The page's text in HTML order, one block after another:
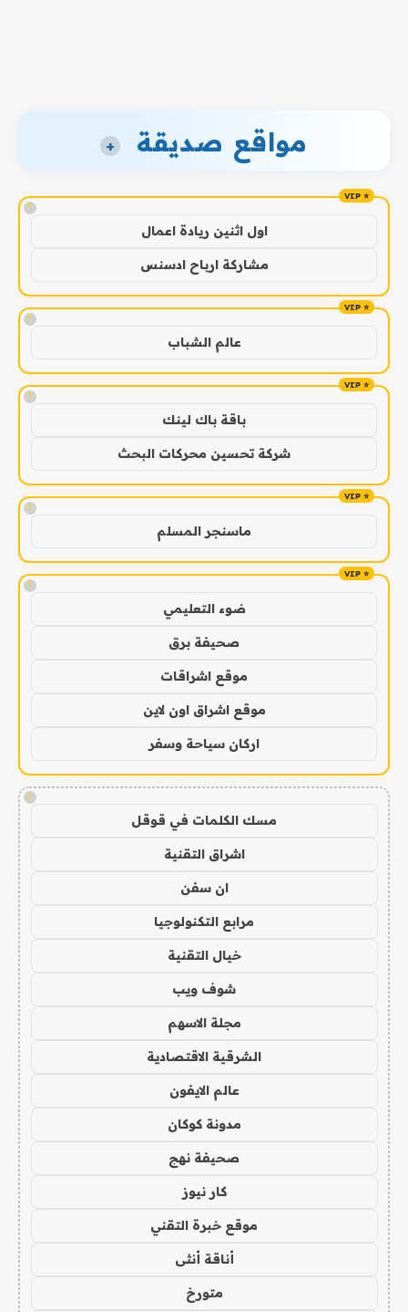
مواقع صديقة +
!
اول اثنين ريادة اعمال
مشاركة ارباح ادسنس
!
عالم الشباب
!
باقة باك لينك
شركة تحسين محركات البحث
!
ماسنجر المسلم
!
ضوء التعليمي
صحيفة برق
موقع اشراقات
موقع اشراق اون لاين
اركان سياحة وسفر
!
مسك الكلمات في قوقل
اشراق التقنية
ان سفن
مرابع التكنولوجيا
خيال التقنية
شوف ويب
مجلة الاسهم
الشرقية الاقتصادية
عالم الايفون
مدونة كوكان
صحيفة نهج
كار نيوز
موقع خبرة التقني
أناقة أنثى
متورخ